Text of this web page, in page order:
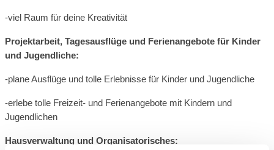
-viel Raum für deine Kreativität
Projektarbeit, Tagesausflüge und Ferienangebote für Kinder
und Jugendliche:
-plane Ausflüge und tolle Erlebnisse für Kinder und Jugendliche
-erlebe tolle Freizeit- und Ferienangebote mit Kindern und
Jugendlichen
Hausverwaltung und Organisatorisches: